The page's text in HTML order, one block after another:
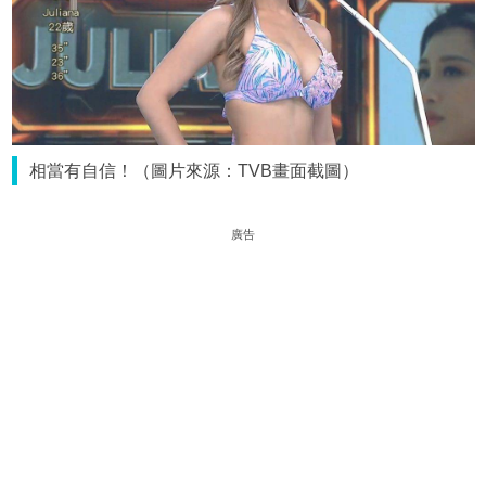
相當有自信！（圖片來源：TVB畫面截圖）
廣告